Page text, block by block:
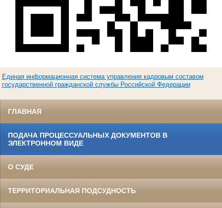
Единая информационная система управления кадровым составом
государственной гражданской службы Российской Федерации
ГЛАВНАЯ
ПОДАЧА ПРОЦЕССУАЛЬНЫХ ДОКУМЕНТОВ В
ЭЛЕКТРОННОМ ВИДЕ
О СУДЕ
ТЕРРИТОРИАЛЬНАЯ ПОДСУДНОСТЬ